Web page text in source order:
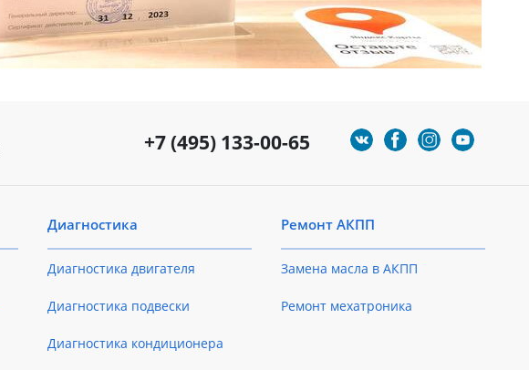
+7 (495) 133-00-65
Диагностика
Диагностика двигателя
Диагностика подвески
Диагностика кондиционера
Ремонт АКПП
Замена масла в АКПП
Ремонт мехатроника